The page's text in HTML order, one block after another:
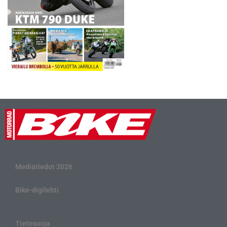
Mediatiedot 2026
Bike-digilehti
Tietosuoja